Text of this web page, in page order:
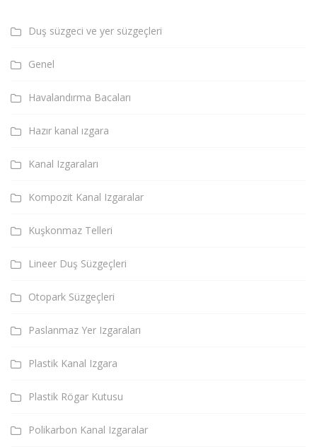
Duş süzgeci ve yer süzgeçleri
Genel
Havalandırma Bacaları
Hazır kanal ızgara
Kanal Izgaraları
Kompozit Kanal Izgaralar
Kuşkonmaz Telleri
Lineer Duş Süzgeçleri
Otopark Süzgeçleri
Paslanmaz Yer Izgaraları
Plastik Kanal Izgara
Plastik Rögar Kutusu
Polikarbon Kanal Izgaralar